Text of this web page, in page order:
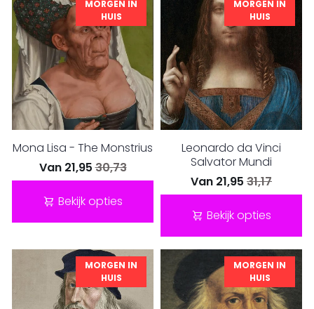
MORGEN IN
HUIS
Mona Lisa - The Monstrius
Van 21,9530,73
Bekijk opties
MORGEN IN
HUIS
Leonardo da Vinci
Salvator Mundi
Van 21,95 31,17
Bekijk opties
MORGEN IN
HUIS
MORGEN IN
HUIS